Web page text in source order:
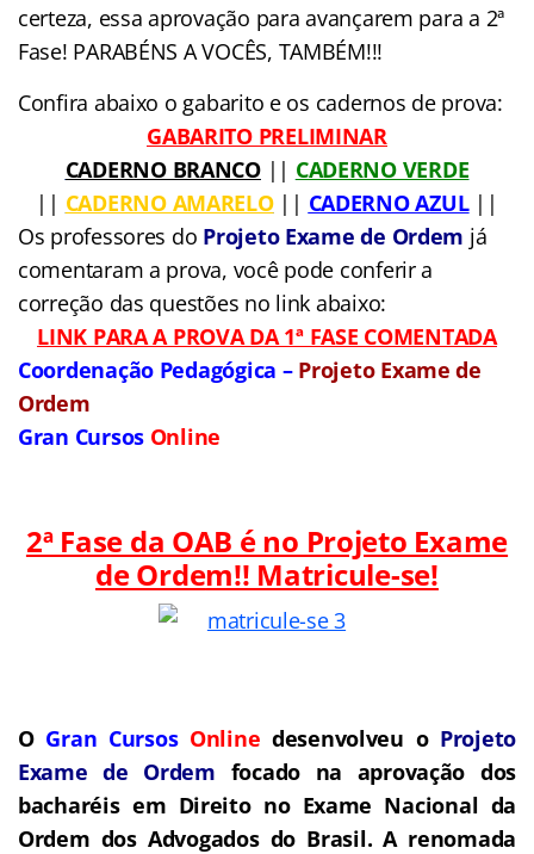
certeza, essa aprovação para avançarem para a 2ª
Fase! PARABÉNS A VOCÊS, TAMBÉM!!!
Confira abaixo o gabarito e os cadernos de prova:
GABARITO PRELIMINAR
CADERNO BRANCO|| CADERNO VERDE
|| CADERNO AMARELO|| CADERNO AZUL||
Os professores do Projeto Exame de Ordem já
comentaram a prova, você pode conferir a
correção das questões no link abaixo:
LINK PARA A PROVA DA 1ª FASE COMENTADA
Coordenação Pedagógica – Projeto Exame de
Ordem
Gran Cursos Online
2ª Fase da OAB é no Projeto Exame
de Ordem!! Matricule-se!
O Gran Cursos Online desenvolveu o Projeto
Exame de Ordem focado na aprovação dos
bacharéis em Direito no Exame Nacional da
Ordem dos Advogados do Brasil. A renomada